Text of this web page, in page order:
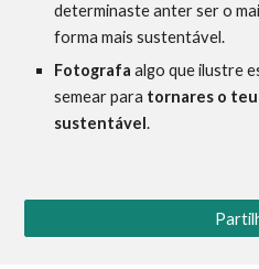
determinaste anter ser o
forma mais sustentável.
Fotografaalgo que ilustre
semear para tornares o
sustentável.